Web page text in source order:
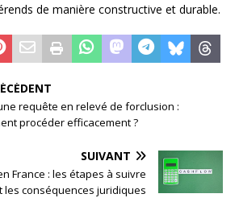
de manière constructive et durable.
requête en relevé de forclusion :
procéder efficacement ?
SUIVANT
France : les étapes à suivre
les conséquences juridiques